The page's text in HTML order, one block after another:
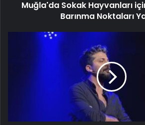
Muğla'da Sokak Hayvanları
Barınma Noktaları